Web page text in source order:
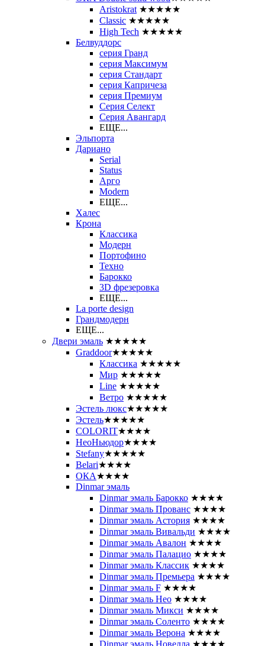
Aristokrat ★★★★★
Classic ★★★★★
High Tech ★★★★★
Белвуддорс
серия Гранд
серия Максимум
серия Стандарт
серия Капричеза
серия Премиум
Серия Селект
Серия Авангард
ЕЩЕ...
Эльпорта
Дариано
Serial
Status
Арго
Modern
ЕЩЕ...
Халес
Крона
Классика
Модерн
Портофино
Техно
Барокко
3D фрезеровка
ЕЩЕ...
La porte design
Грандмодерн
ЕЩЕ...
Двери эмаль ★★★★★
Graddoor★★★★★
Классика ★★★★★
Мир ★★★★★
Line ★★★★★
Ветро ★★★★★
Эстель люкс★★★★★
Эстель★★★★★
COLORIT★★★★
НеоНьюдор★★★★
Stefany★★★★★
Belari★★★★
ОКА★★★★
Dinmar эмаль
Dinmar эмаль Барокко ★★★★
Dinmar эмаль Прованс ★★★★
Dinmar эмаль Астория ★★★★
Dinmar эмаль Вивальди ★★★★
Dinmar эмаль Авалон ★★★★
Dinmar эмаль Палацио ★★★★
Dinmar эмаль Классик ★★★★
Dinmar эмаль Премьера ★★★★
Dinmar эмаль F ★★★★
Dinmar эмаль Нео ★★★★
Dinmar эмаль Микси ★★★★
Dinmar эмаль Соленто ★★★★
Dinmar эмаль Верона ★★★★
Dinmar эмаль Новелла ★★★★